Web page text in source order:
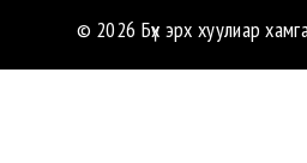
© 2026 Бүх эрх хуулиар